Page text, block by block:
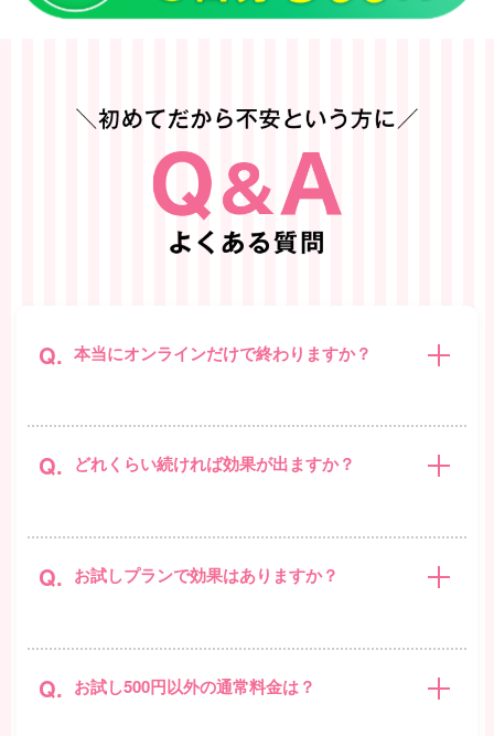
Q. 本当にオンラインだけで終わりますか？
Q. どれくらい続ければ効果が出ますか？
Q. お試しプランで効果はありますか？
Q. お試し500円以外の通常料金は？